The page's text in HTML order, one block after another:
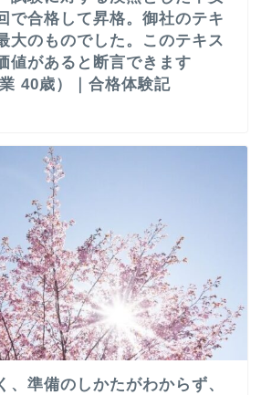
で合格して昇格。御社のテキ
大のものでした。このテキス
値があると断言できます
40歳）｜合格体験記
、準備のしかたがわからず、